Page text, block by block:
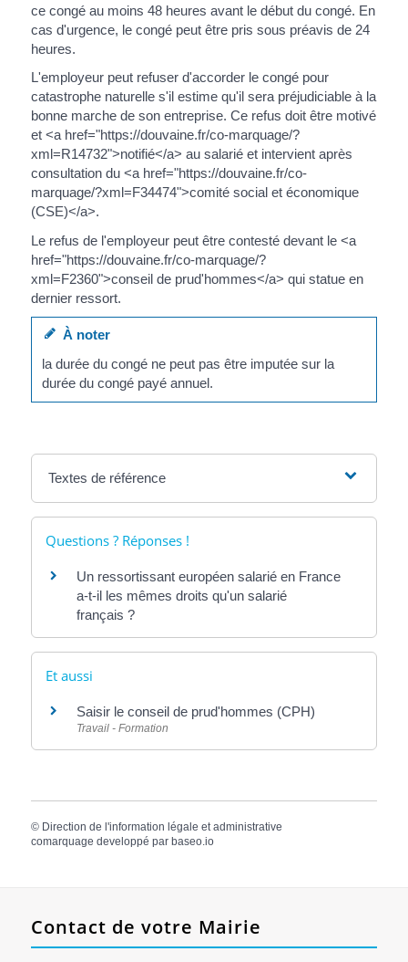
ce congé au moins 48 heures avant le début du congé. En
cas d'urgence, le congé peut être pris sous préavis de 24
heures.
L'employeur peut refuser d'accorder le congé pour
catastrophe naturelle s'il estime qu'il sera préjudiciable à la
bonne marche de son entreprise. Ce refus doit être motivé
et <a href="https://douvaine.fr/co-marquage/?
xml=R14732">notifié</a> au salarié et intervient après
consultation du <a href="https://douvaine.fr/co-
marquage/?xml=F34474">comité social et économique
(CSE)</a>.
Le refus de l'employeur peut être contesté devant le <a
href="https://douvaine.fr/co-marquage/?
xml=F2360">conseil de prud'hommes</a> qui statue en
dernier ressort.
À noter
la durée du congé ne peut pas être imputée sur la
durée du congé payé annuel.
Textes de référence
Questions ? Réponses !
Un ressortissant européen salarié en France
a-t-il les mêmes droits qu'un salarié
français ?
Et aussi
Saisir le conseil de prud'hommes (CPH)
Travail - Formation
© Direction de l'information légale et administrative
comarquage developpé par baseo.io
Contact de votre Mairie